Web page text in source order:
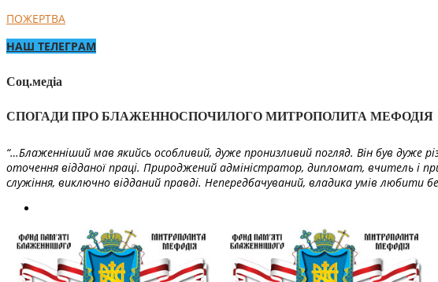
ПОЖЕРТВА
НАШ ТЕЛЕГРАМ
Соц.медіа
СПОГАДИ ПРО БЛАЖЕННОСПОЧИЛОГО МИТРОПОЛИТА МЕФОДІЯ
“…Блаженніший мав якийсь особливий, дуже пронизливий погляд. Він був дуже
оточення відданої праці. Природжений адміністратор, дипломат, вчитель і
служіння, виключно відданий правді. Непередбачуваний, владика умів любити